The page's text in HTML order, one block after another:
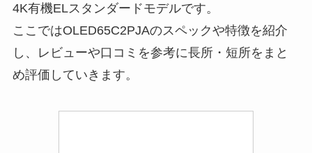
4K有機ELスタンダードモデルです。
ここではOLED65C2PJAのスペックや特徴を紹介
し、レビューや口コミを参考に長所・短所をまと
め評価していきます。